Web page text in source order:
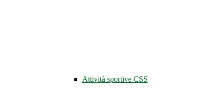
Attività sportive CSS